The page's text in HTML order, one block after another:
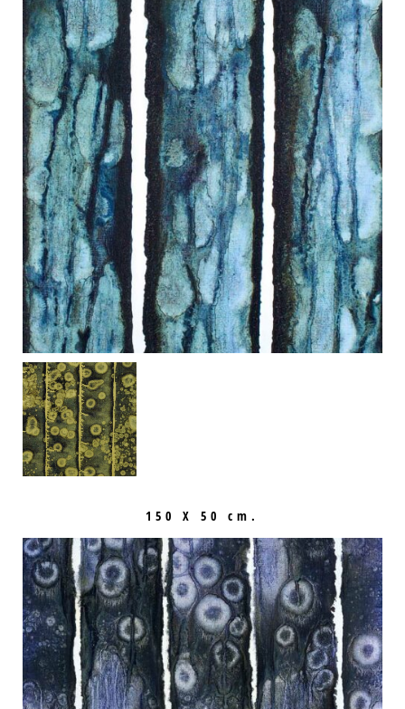
150 X 50 cm.